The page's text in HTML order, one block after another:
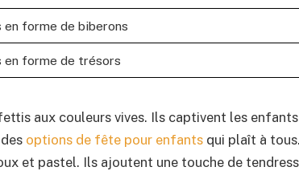
forme de biberons
en forme de trésors
aux couleurs vives. Ils captivent les
options de fête pour enfants qui plaît à
et pastel. Ils ajoutent une touche de